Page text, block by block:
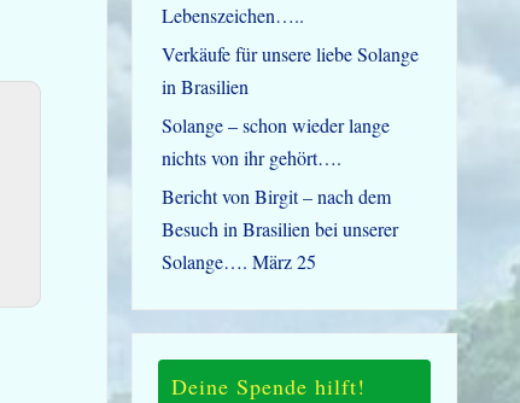
Lebenszeichen…..
Verkäufe für unsere liebe Solange
in Brasilien
Solange – schon wieder lange
nichts von ihr gehört….
Bericht von Birgit – nach dem
Besuch in Brasilien bei unserer
Solange…. März 25
Deine Spende hilft!